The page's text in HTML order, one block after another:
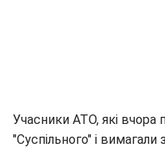
Учасники АТО, які вчора
"Суспільного" і